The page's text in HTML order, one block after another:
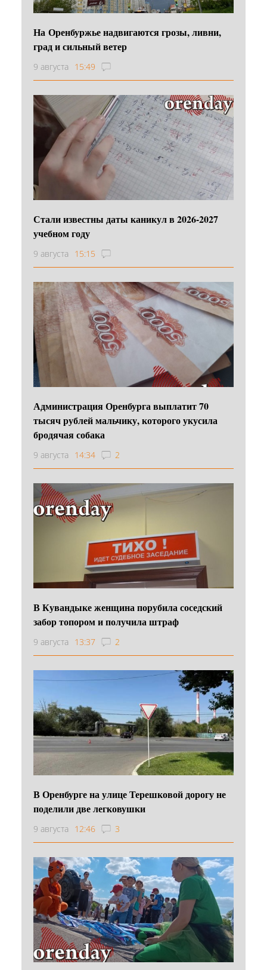
На Оренбуржье надвигаются грозы, ливни,
град и сильный ветер
9 августа 15:49
Стали известны даты каникул в 2026-2027
учебном году
9 августа 15:15
Администрация Оренбурга выплатит 70
тысяч рублей мальчику, которого укусила
бродячая собака
9 августа 14:34 2
В Кувандыке женщина порубила соседский
забор топором и получила штраф
9 августа 13:37 2
В Оренбурге на улице Терешковой дорогу не
поделили две легковушки
9 августа 12:46 3